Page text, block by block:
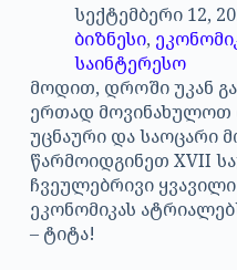
სექტემბერი 12,
ბიზნესი,
საინტერესო
მოდით, დროში უკან
ერთად
უცნაური და საოცარი
წარმოიდგინეთ XVII
ჩვეულებრივი
ეკონომიკას
– ტიტა!